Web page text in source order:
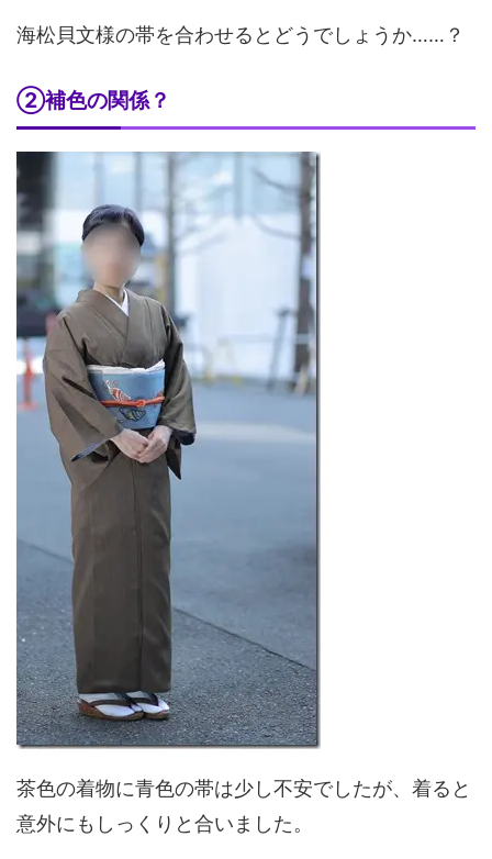
海松貝文様の帯を合わせるとどうでしょうか……？
②補色の関係？
茶色の着物に青色の帯は少し不安でしたが、着ると
意外にもしっくりと合いました。